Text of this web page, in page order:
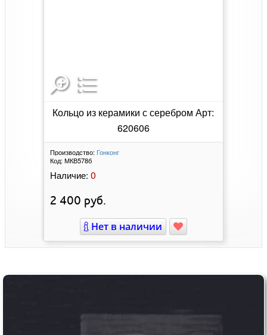
Кольцо из керамики с серебром Арт:
620606
Производство: Гонконг
Код: МКВ578б
Наличие: 0
2 400 руб.
Нет в наличии